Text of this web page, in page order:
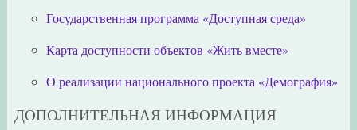
Государственная программа «Доступная среда»
Карта доступности объектов «Жить вместе»
О реализации национального проекта «Демография»
ДОПОЛНИТЕЛЬНАЯ ИНФОРМАЦИЯ